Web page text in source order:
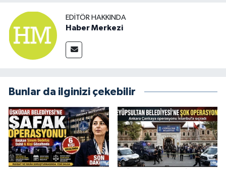
EDITÖR HAKKINDA
Haber Merkezi
Bunlar da ilginizi çekebilir